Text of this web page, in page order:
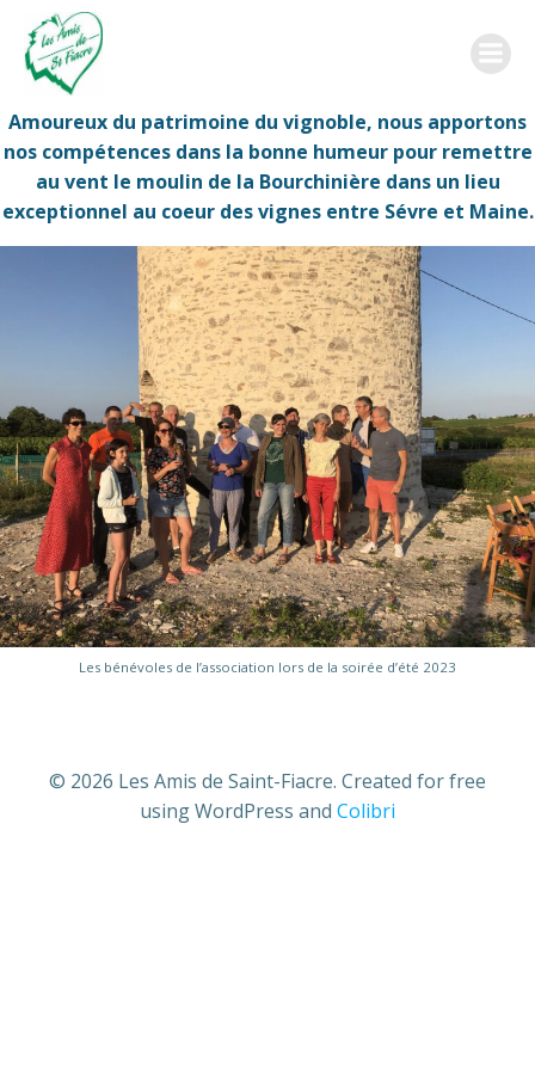
Amoureux du patrimoine du vignoble, nous apportons
nos compétences dans la bonne humeur pour remettre
au vent le moulin de la Bourchinière dans un lieu
exceptionnel au coeur des vignes entre Sévre et Maine.
Les bénévoles de l’association lors de la soirée d’été 2023
© 2026 Les Amis de Saint-Fiacre. Created for free
using WordPress and Colibri